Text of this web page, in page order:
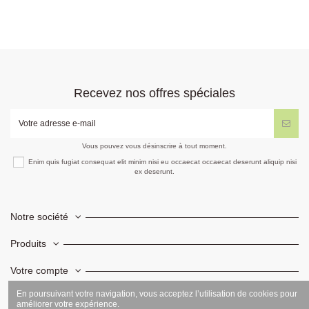
Recevez nos offres spéciales
Vous pouvez vous désinscrire à tout moment.
Enim quis fugiat consequat elit minim nisi eu occaecat occaecat deserunt aliquip nisi
ex deserunt.
Notre société
Produits
Votre compte
Informations
En poursuivant votre navigation, vous acceptez l’utilisation de cookies pour
améliorer votre expérience.